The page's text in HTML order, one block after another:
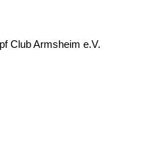
Club Armsheim e.V.